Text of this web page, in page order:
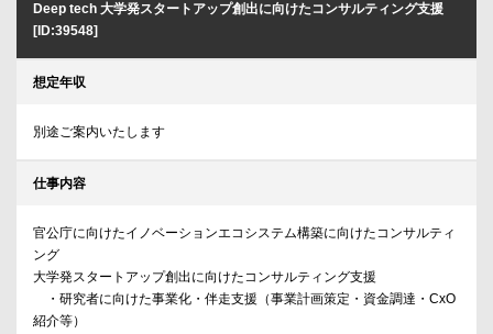
Deep tech 大学発スタートアップ創出に向けたコンサルティング支援
[ID:39548]
想定年収
別途ご案内いたします
仕事内容
官公庁に向けたイノベーションエコシステム構築に向けたコンサルティ
ング
大学発スタートアップ創出に向けたコンサルティング支援
・研究者に向けた事業化・伴走支援（事業計画策定・資金調達・CxO
紹介等）